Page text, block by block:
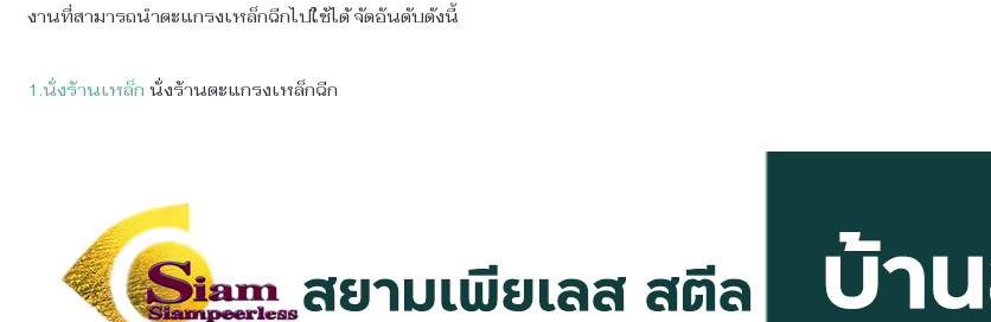
งานที่สามารถนำตะแกรงเหล็กฉีกไปใช้ได้ จัดอันดับดังนี้
1.นั่งร้านเหล็ก นั่งร้านตะแกรงเหล็กฉีก